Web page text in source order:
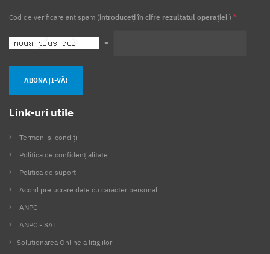
Cod de verificare antispam (introduceți în cifre rezultatul operației ) *
=
ABONAȚI-VĂ!
Link-uri utile
Termeni și condiții
Politica de confidențialitate
Politica de suport
Acord prelucrare date cu caracter personal
ANPC
ANPC - SAL
Soluționarea Online a litigiilor